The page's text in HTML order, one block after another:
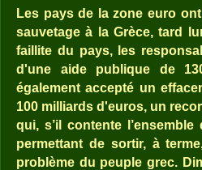
Les pays de la zone euro
sauvetage à la Grèce, tard
faillite du pays, les
d'une aide publique de
également accepté un
100 milliards d'euros, un
qui, s’il contente
permettant de sortir, à
problème du peuple grec.